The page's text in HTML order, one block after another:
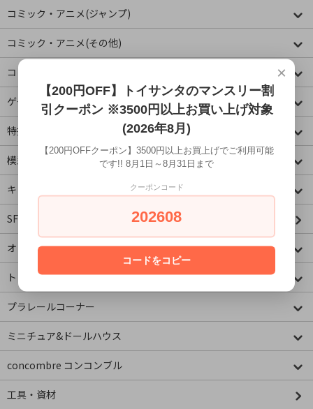
コミック・アニメ(ジャンプ)
コミック・アニメ(その他)
コミック・アニメ(ラノベ系)
ゲームキャラクター
特撮・ヒーロー
模型・ミニチュア
キャラクター
SF・映画・アメコミ
オリジナル
トミカコーナー
プラレールコーナー
ミニチュア&ドールハウス
concombre コンコンブル
工具・資材
×
【200円OFF】トイサンタのマンスリー割
引クーポン ※3500円以上お買い上げ対象
(2026年8月)
【200円OFFクーポン】3500円以上お買上げでご利用可能
です!! 8月1日～8月31日まで
クーポンコード
202608
コードをコピー